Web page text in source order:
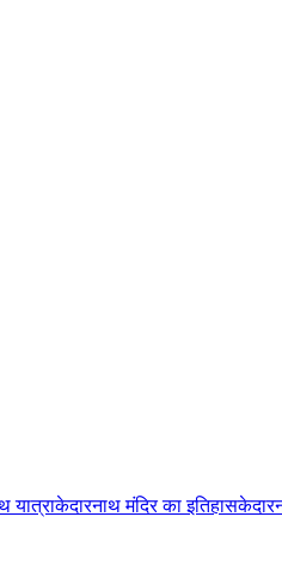
यात्राकेदारनाथ मंदिर का इतिहास